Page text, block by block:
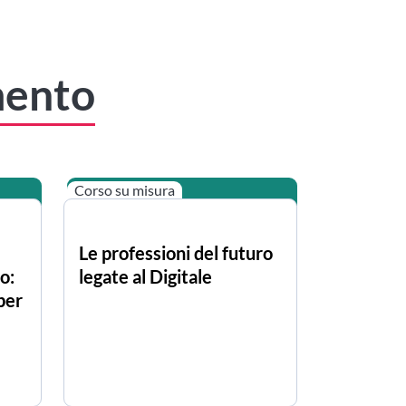
Corso su misura
Le professioni del futuro
legate al Digitale